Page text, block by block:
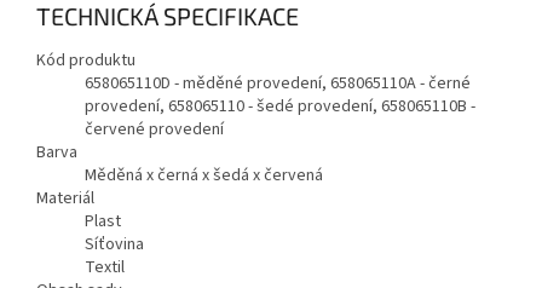
TECHNICKÁ SPECIFIKACE
Kód produktu
658065110D - měděné provedení, 658065110A - černé
provedení, 658065110 - šedé provedení, 658065110B -
červené provedení
Barva
Měděná x černá x šedá x červená
Materiál
Plast
Síťovina
Textil